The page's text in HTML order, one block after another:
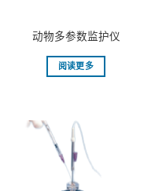
动物多参数监护仪
阅读更多